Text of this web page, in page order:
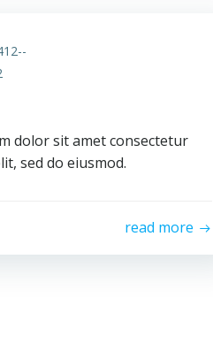
dolor sit amet consectetur
sed do eiusmod.
read more